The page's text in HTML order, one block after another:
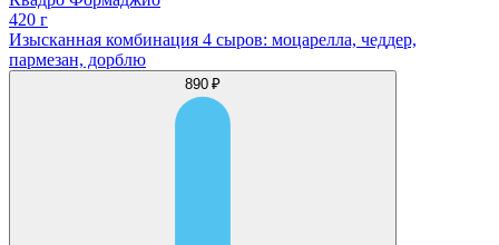
420 г
Изысканная комбинация 4 сыров: моцарелла, чеддер,
пармезан, дорблю
890 ₽